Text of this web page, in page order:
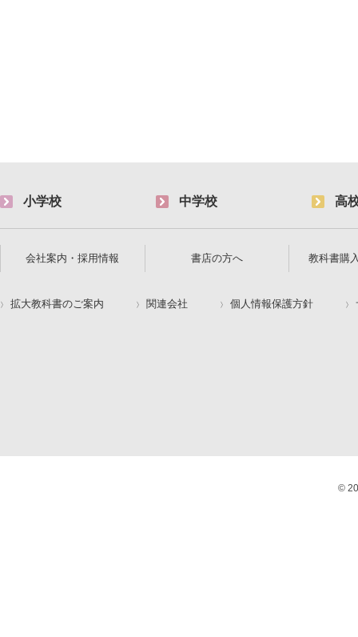
小学校 中学校 高
会社案内・採用情報 書店の方へ 教科書購
拡大教科書のご案内 関連会社 個人情報保護方針
©